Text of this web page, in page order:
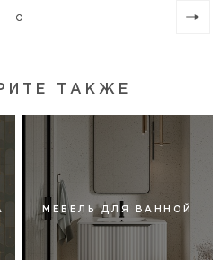
ТАКЖЕ
МЕБЕЛЬ ДЛЯ ВАННОЙ